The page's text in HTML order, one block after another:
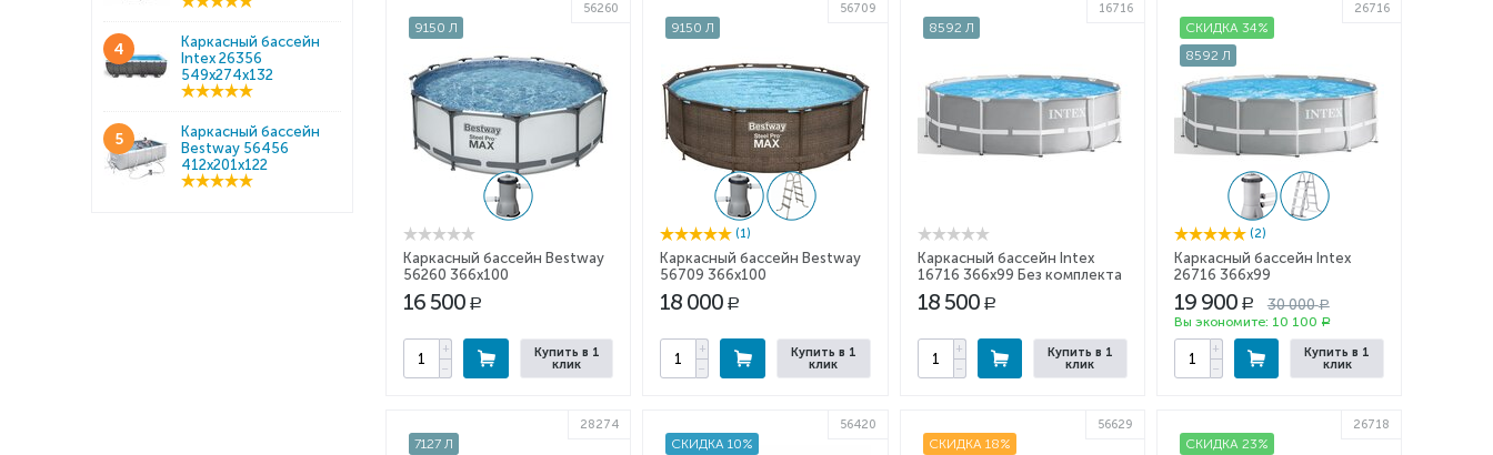
9150 Л
56260
Каркасный бассейн Bestway
56260 366x100
16 500 Р
+
−
Купить в 1
клик
9150 Л
56709
(1)
Каркасный бассейн Bestway
56709 366x100
18 000 Р
+
−
Купить в 1
клик
8592 Л
16716
Каркасный бассейн Intex
16716 366x99 Без комплекта
18 500 Р
+
−
Купить в 1
клик
СКИДКА 34%
8592 Л
26716
(2)
Каркасный бассейн Intex
26716 366x99
19 900 Р 30 000 Р
Вы экономите: 10 100 Р
+
−
Купить в 1
клик
7127 Л
28274
СКИДКА 10%
56420
СКИДКА 18%
56629
СКИДКА 23%
26718
4
Каркасный бассейн
Intex 26356
549x274x132
5
Каркасный бассейн
Bestway 56456
412x201x122